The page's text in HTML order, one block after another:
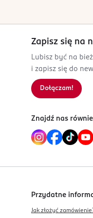
Lekka,
uniesione.
OSOBA/
BOSKO
Piękna 43/6
00-672
PL-Polska
5 907057
Zapisz się na
Lubisz być na
i zapisz się do
Dołączam!
Znajdź nas
Przydatne
Jak złożyć